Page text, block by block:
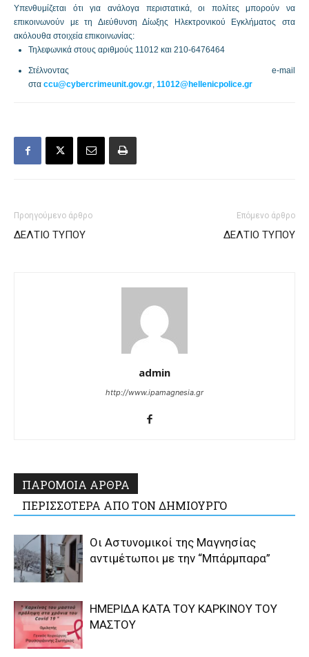
Υπενθυμίζεται ότι για ανάλογα περιστατικά, οι πολίτες μπορούν να
επικοινωνούν με τη Διεύθυνση Δίωξης Ηλεκτρονικού Εγκλήματος στα
ακόλουθα στοιχεία επικοινωνίας:
Τηλεφωνικά στους αριθμούς 11012 και 210-6476464
Στέλνοντας e-mail
στα ccu@cybercrimeunit.gov.gr, 11012@hellenicpolice.gr
Προηγούμενο άρθρο
ΔΕΛΤΙΟ ΤΥΠΟΥ
Επόμενο άρθρο
ΔΕΛΤΙΟ ΤΥΠΟΥ
admin
http://www.ipamagnesia.gr
ΠΑΡΟΜΟΙΑ ΑΡΘΡΑ
ΠΕΡΙΣΣΟΤΕΡΑ ΑΠΟ ΤΟΝ ΔΗΜΙΟΥΡΓΟ
Οι Αστυνομικοί της Μαγνησίας
αντιμέτωποι με την “Μπάρμπαρα”
ΗΜΕΡΙΔΑ ΚΑΤΑ ΤΟΥ ΚΑΡΚΙΝΟΥ ΤΟΥ
ΜΑΣΤΟΥ